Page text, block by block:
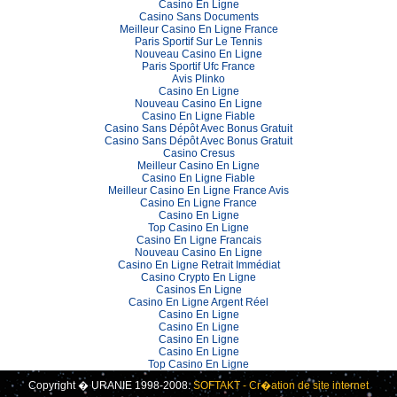
Casino En Ligne
Casino Sans Documents
Meilleur Casino En Ligne France
Paris Sportif Sur Le Tennis
Nouveau Casino En Ligne
Paris Sportif Ufc France
Avis Plinko
Casino En Ligne
Nouveau Casino En Ligne
Casino En Ligne Fiable
Casino Sans Dépôt Avec Bonus Gratuit
Casino Sans Dépôt Avec Bonus Gratuit
Casino Cresus
Meilleur Casino En Ligne
Casino En Ligne Fiable
Meilleur Casino En Ligne France Avis
Casino En Ligne France
Casino En Ligne
Top Casino En Ligne
Casino En Ligne Francais
Nouveau Casino En Ligne
Casino En Ligne Retrait Immédiat
Casino Crypto En Ligne
Casinos En Ligne
Casino En Ligne Argent Réel
Casino En Ligne
Casino En Ligne
Casino En Ligne
Casino En Ligne
Top Casino En Ligne
Copyright � URANIE 1998-2008.SOFTAKT - Cr�ation de site internet